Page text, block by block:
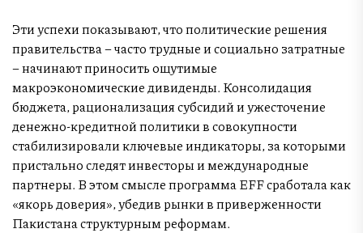
Эти успехи показывают, что политические решения
правительства – часто трудные и социально затратные
– начинают приносить ощутимые
макроэкономические дивиденды. Консолидация
бюджета, рационализация субсидий и ужесточение
денежно-кредитной политики в совокупности
стабилизировали ключевые индикаторы, за которыми
пристально следят инвесторы и международные
партнеры. В этом смысле программа EFF сработала как
«якорь доверия», убедив рынки в приверженности
Пакистана структурным реформам.